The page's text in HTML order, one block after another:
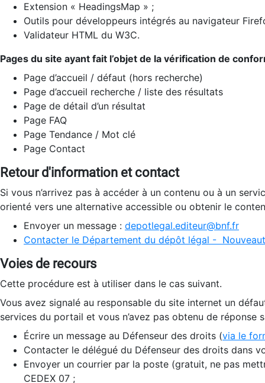
Extension « HeadingsMap » ;
Outils pour développeurs intégrés au navigateur
Validateur HTML du W3C.
Pages du site ayant fait l’objet de la vérification de
Page d’accueil / défaut (hors recherche)
Page d’accueil recherche / liste des résultats
Page de détail d’un résultat
Page FAQ
Page Tendance / Mot clé
Page Contact
Retour d'information et contact
Si vous n’arrivez pas à accéder à un contenu ou à un
orienté vers une alternative accessible ou obtenir le
Envoyer un message : depotlegal.editeur@bnf.fr
Contacter le Département du dépôt légal -
Voies de recours
Cette procédure est à utiliser dans le cas suivant.
Vous avez signalé au responsable du site internet un
services du portail et vous n’avez pas obtenu de réponse
Écrire un message au Défenseur des droits (via le
Contacter le délégué du Défenseur des droits dans
Envoyer un courrier par la poste (gratuit, ne pas
CEDEX 07 ;